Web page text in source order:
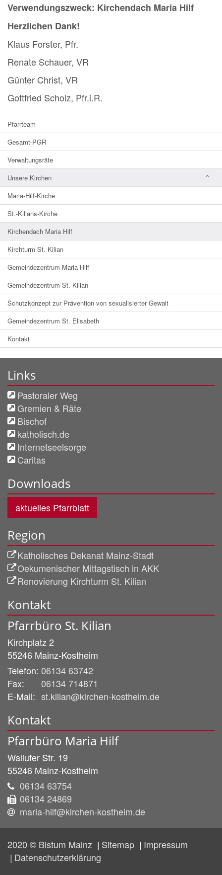
Verwendungszweck: Kirchendach Maria Hilf
Herzlichen Dank!
Klaus Forster, Pfr.
Renate Schauer, VR
Günter Christ, VR
Gottfried Scholz, Pfr.i.R.
Pfarrteam
Gesamt-PGR
Verwaltungsräte
Unsere Kirchen
Maria-Hilf-Kirche
St.-Kilians-Kirche
Kirchendach Maria Hilf
Kirchturm St. Kilian
Gemeindezentrum Maria Hilf
Gemeindezentrum St. Kilian
Schutzkonzept zur Prävention von sexualisierter Gewalt
Gemeindezentrum St. Elisabeth
Kontakt
Links
Pastoraler Weg
Gremien & Räte
Bischof
katholisch.de
Internetseelsorge
Caritas
Downloads
aktuelles Pfarrblatt
Region
Katholisches Dekanat Mainz-Stadt
Oekumenischer Mittagstisch in AKK
Renovierung Kirchturm St. Kilian
Kontakt
Pfarrbüro St. Kilian
Kirchplatz 2
55246 Mainz-Kostheim
Telefon: 06134 63742
Fax:
06134 714871
E-Mail: st.kilian@kirchen-kostheim.de
Kontakt
Pfarrbüro Maria Hilf
Wallufer Str. 19
55246 Mainz-Kostheim
06134 63754
06134 24869
maria-hilf@kirchen-kostheim.de
2020 © Bistum Mainz Sitemap
Impressum
Datenschutzerklärung